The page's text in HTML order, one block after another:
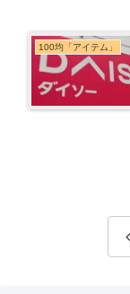
100均「アイテム」